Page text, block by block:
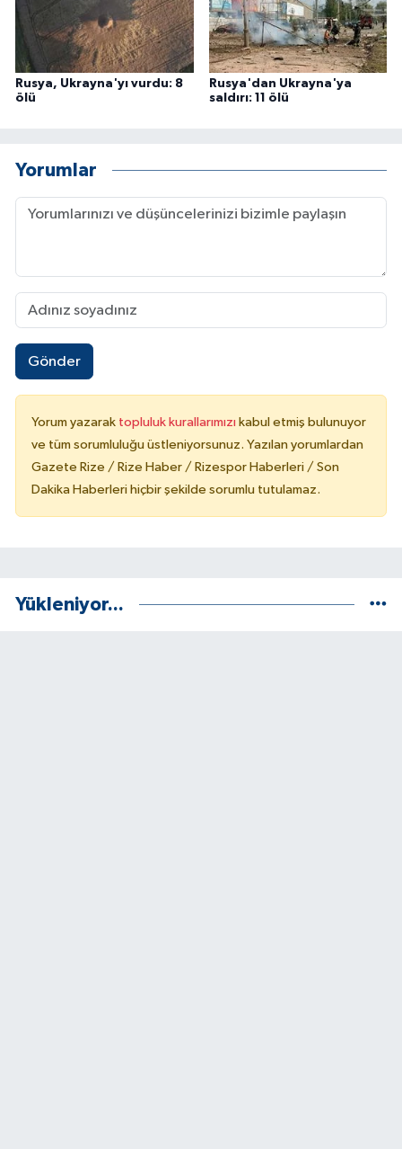
Rusya, Ukrayna'yı vurdu: 8
ölü
Rusya'dan Ukrayna'ya
saldırı: 11 ölü
Yorumlar
Gönder
Yorum yazarak topluluk kurallarımızı kabul etmiş bulunuyor
ve tüm sorumluluğu üstleniyorsunuz. Yazılan yorumlardan
Gazete Rize / Rize Haber / Rizespor Haberleri / Son
Dakika Haberleri hiçbir şekilde sorumlu tutulamaz.
Yükleniyor...